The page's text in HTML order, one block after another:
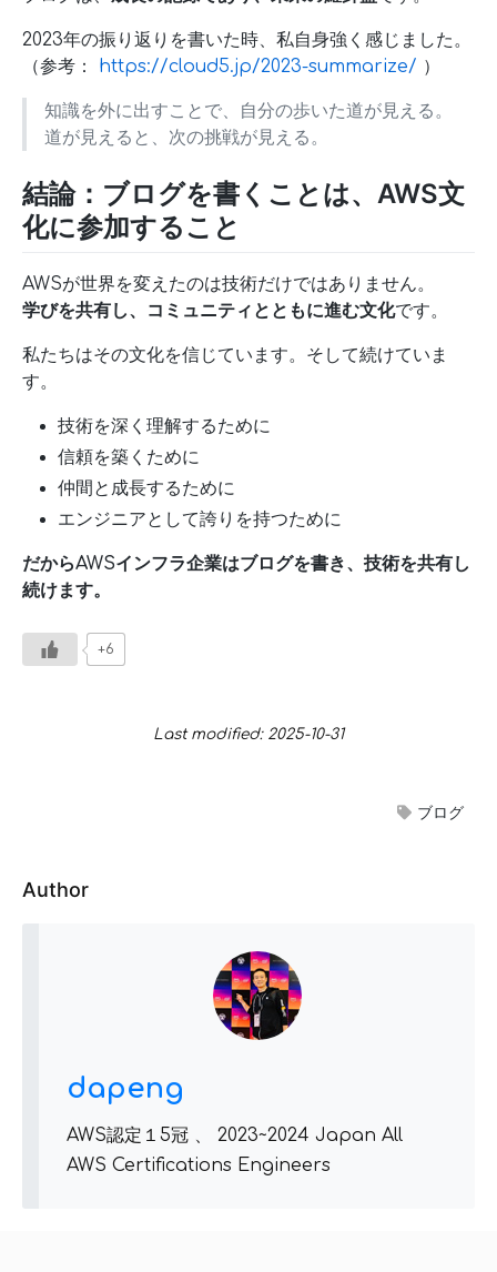
2023年の振り返りを書いた時、私自身強く感じました。
（参考： https://cloud5.jp/2023-summarize/ ）
知識を外に出すことで、自分の歩いた道が見える。
道が見えると、次の挑戦が見える。
結論：ブログを書くことは、AWS文
化に参加すること
AWSが世界を変えたのは技術だけではありません。
学びを共有し、コミュニティとともに進む文化です。
私たちはその文化を信じています。そして続けていま
す。
技術を深く理解するために
信頼を築くために
仲間と成長するために
エンジニアとして誇りを持つために
だからAWSインフラ企業はブログを書き、技術を共有し
続けます。
+6
Last modified: 2025-10-31
ブログ
Author
dapeng
AWS認定１5冠 、 2023~2024 Japan All
AWS Certifications Engineers